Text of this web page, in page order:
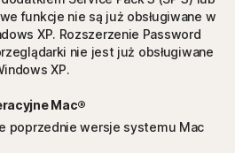
funkcje nie są już obsługiwane w
XP. Rozszerzenie Password
nie jest już obsługiwane
XP.
Mac®
poprzednie wersje systemu Mac